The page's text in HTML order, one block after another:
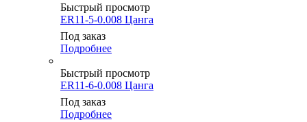
Быстрый просмотр
ER11-5-0.008 Цанга
Под заказ
Подробнее
Быстрый просмотр
ER11-6-0.008 Цанга
Под заказ
Подробнее